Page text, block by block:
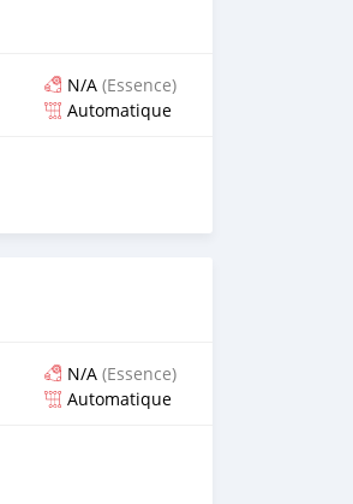
N/A (Essence)
Automatique
N/A (Essence)
Automatique